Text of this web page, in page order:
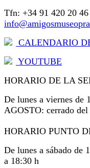
Tfn: +34 91 420 20 46
CALENDARIO
YOUTUBE
HORARIO DE LA
De lunes a viernes de
AGOSTO: cerrado del
HORARIO PUNTO
De lunes a sábado de
a 18:30 h